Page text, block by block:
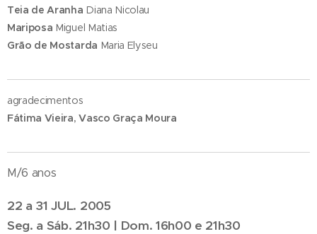
Teia de Aranha Diana Nicolau
Mariposa Miguel Matias
Grão de Mostarda Maria Elyseu
agradecimentos
Fátima Vieira, Vasco Graça Moura
M/6 anos
22 a 31 JUL. 2005
Seg. a Sáb. 21h30 | Dom. 16h00 e 21h30